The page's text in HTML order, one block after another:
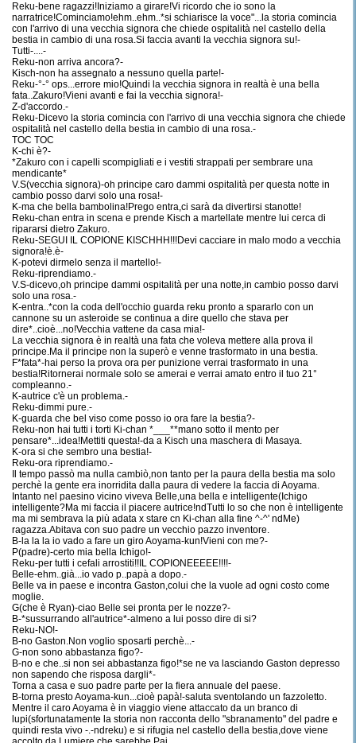
Reku-bene ragazzi!Iniziamo a girare!Vi ricordo che io sono la
narratrice!Cominciamo!ehm..ehm..*si schiarisce la voce"...la storia comincia
con l'arrivo di una vecchia signora che chiede ospitalità nel castello della
bestia in cambio di una rosa.Si faccia avanti la vecchia signora su!-
Tutti-....-
Reku-non arriva ancora?-
Kisch-non ha assegnato a nessuno quella parte!-
Reku-°-° ops...errore mio!Quindi la vecchia signora in realtà è una bella
fata..Zakuro!Vieni avanti e fai la vecchia signora!-
Z-d'accordo.-
Reku-Dicevo la storia comincia con l'arrivo di una vecchia signora che chiede
ospitalità nel castello della bestia in cambio di una rosa.-
TOC TOC
K-chi è?-
*Zakuro con i capelli scompigliati e i vestiti strappati per sembrare una
mendicante*
V.S(vecchia signora)-oh principe caro dammi ospitalità per questa notte in
cambio posso darvi solo una rosa!-
K-ma che bella bambolina!Prego entra,ci sarà da divertirsi stanotte!
Reku-chan entra in scena e prende Kisch a martellate mentre lui cerca di
ripararsi dietro Zakuro.
Reku-SEGUI IL COPIONE KISCHHH!!!Devi cacciare in malo modo a vecchia
signora!è.è-
K-potevi dirmelo senza il martello!-
Reku-riprendiamo.-
V.S-dicevo,oh principe dammi ospitalità per una notte,in cambio posso darvi
solo una rosa.-
K-entra..*con la coda dell'occhio guarda reku pronto a spararlo con un
cannone su un asteroide se continua a dire quello che stava per
dire*..cioè...no!Vecchia vattene da casa mia!-
La vecchia signora è in realtà una fata che voleva mettere alla prova il
principe.Ma il principe non la superò e venne trasformato in una bestia.
F*fata*-hai perso la prova ora per punizione verrai trasformato in una
bestia!Ritornerai normale solo se amerai e verrai amato entro il tuo 21°
compleanno.-
K-autrice c'è un problema.-
Reku-dimmi pure.-
K-guarda che bel viso come posso io ora fare la bestia?-
Reku-non hai tutti i torti Ki-chan *___**mano sotto il mento per
pensare*...idea!Mettiti questa!-da a Kisch una maschera di Masaya.
K-ora si che sembro una bestia!-
Reku-ora riprendiamo.-
Il tempo passò ma nulla cambiò,non tanto per la paura della bestia ma solo
perchè la gente era inorridita dalla paura di vedere la faccia di Aoyama.
Intanto nel paesino vicino viveva Belle,una bella e intelligente(Ichigo
intelligente?Ma mi faccia il piacere autrice!ndTutti lo so che non è intelligente
ma mi sembrava la più adata x stare cn Ki-chan alla fine ^-^' ndMe)
ragazza.Abitava con suo padre un vecchio pazzo inventore.
B-la la la io vado a fare un giro Aoyama-kun!Vieni con me?-
P(padre)-certo mia bella Ichigo!-
Reku-per tutti i cefali arrostiti!!IL COPIONEEEEE!!!!-
Belle-ehm..già...io vado p..papà a dopo.-
Belle va in paese e incontra Gaston,colui che la vuole ad ogni costo come
moglie.
G(che è Ryan)-ciao Belle sei pronta per le nozze?-
B-*sussurrando all'autrice*-almeno a lui posso dire di si?
Reku-NO!-
B-no Gaston.Non voglio sposarti perchè...-
G-non sono abbastanza figo?-
B-no e che..si non sei abbastanza figo!*se ne va lasciando Gaston depresso
non sapendo che risposa dargli*-
Torna a casa e suo padre parte per la fiera annuale del paese.
B-torna presto Aoyama-kun...cioè papà!-saluta sventolando un fazzoletto.
Mentre il caro Aoyama è in viaggio viene attaccato da un branco di
lupi(sfortunatamente la storia non racconta dello "sbranamento" del padre e
quindi resta vivo -.-ndreku) e si rifugia nel castello della bestia,dove viene